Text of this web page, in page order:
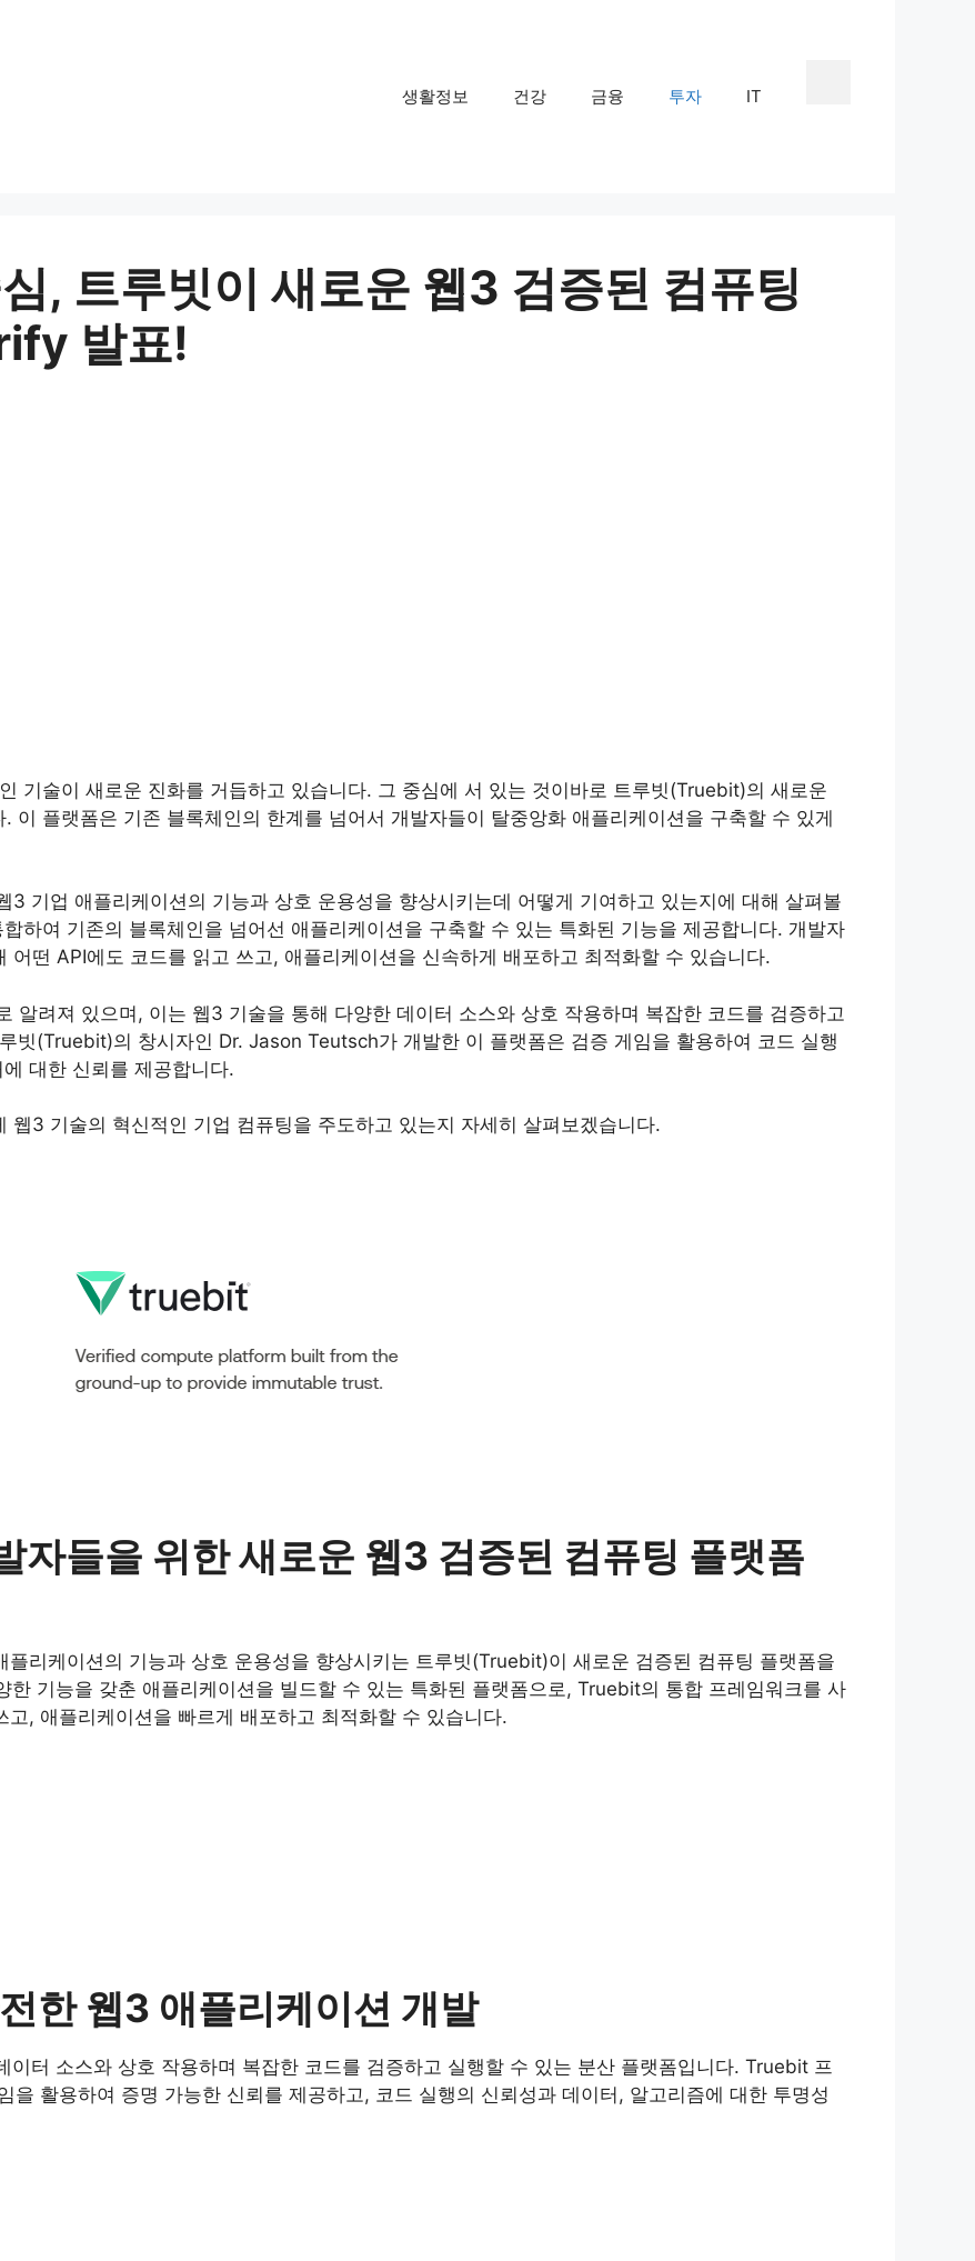
생활정보 건강 금융 투자 IT
, 트루빗이 새로운 웹3 검증된 컴퓨팅
발표!
기술이 새로운 진화를 거듭하고 있습니다. 그 중심에 서 있는 것이바로 트루빗(Truebit)의 새로운
플랫폼은 기존 블록체인의 한계를 넘어서 개발자들이 탈중앙화 애플리케이션을 구축할 수 있게
기업 애플리케이션의 기능과 상호 운용성을 향상시키는데 어떻게 기여하고 있는지에 대해 살펴볼
하여 기존의 블록체인을 넘어선 애플리케이션을 구축할 수 있는 특화된 기능을 제공합니다. 개발자
떤 API에도 코드를 읽고 쓰고, 애플리케이션을 신속하게 배포하고 최적화할 수 있습니다.
알려져 있으며, 이는 웹3 기술을 통해 다양한 데이터 소스와 상호 작용하며 복잡한 코드를 검증하고
빗(Truebit)의 창시자인 Dr. Jason Teutsch가 개발한 이 플랫폼은 검증 게임을 활용하여 코드 실행
대한 신뢰를 제공합니다.
3 기술의 혁신적인 기업 컴퓨팅을 주도하고 있는지 자세히 살펴보겠습니다.
들을 위한 새로운 웹3 검증된 컴퓨팅 플랫폼
리케이션의 기능과 상호 운용성을 향상시키는 트루빗(Truebit)이 새로운 검증된 컴퓨팅 플랫폼을
한 기능을 갖춘 애플리케이션을 빌드할 수 있는 특화된 플랫폼으로, Truebit의 통합 프레임워크를 사
, 애플리케이션을 빠르게 배포하고 최적화할 수 있습니다.
한 웹3 애플리케이션 개발
터 소스와 상호 작용하며 복잡한 코드를 검증하고 실행할 수 있는 분산 플랫폼입니다. Truebit 프
활용하여 증명 가능한 신뢰를 제공하고, 코드 실행의 신뢰성과 데이터, 알고리즘에 대한 투명성